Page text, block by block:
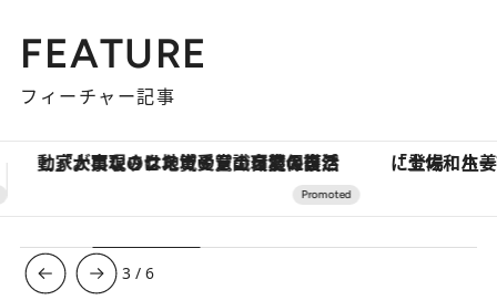
FEATURE
フィーチャー記事
「土佐和ハーブかき氷」がOMO7高知に登場！生姜、山椒、大葉など目にも舌にも涼を呼ぶ郷土の味 【銀座で出合う最旬美容】美髪ケアや上質
3 /6